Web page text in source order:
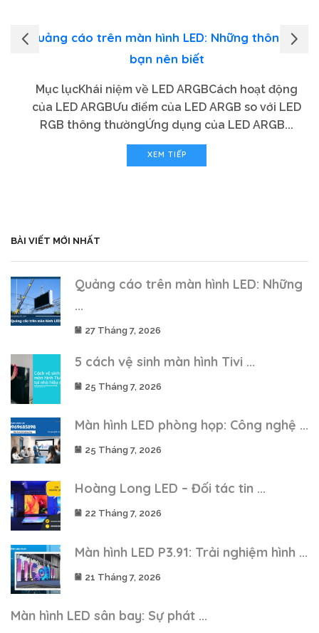
Quảng cáo trên màn hình LED: Những thông tin
bạn nên biết
Mục lụcKhái niệm về LED ARGBCách hoạt động
của LED ARGBƯu điểm của LED ARGB so với LED
RGB thông thườngỨng dụng của LED ARGB...
XEM TIẾP
BÀI VIẾT MỚI NHẤT
Quảng cáo trên màn hình LED: Những
...
27 Tháng 7, 2026
5 cách vệ sinh màn hình Tivi ...
25 Tháng 7, 2026
Màn hình LED phòng họp: Công nghệ ...
25 Tháng 7, 2026
Hoàng Long LED – Đối tác tin ...
22 Tháng 7, 2026
Màn hình LED P3.91: Trải nghiệm hình ...
21 Tháng 7, 2026
Màn hình LED sân bay: Sự phát ...